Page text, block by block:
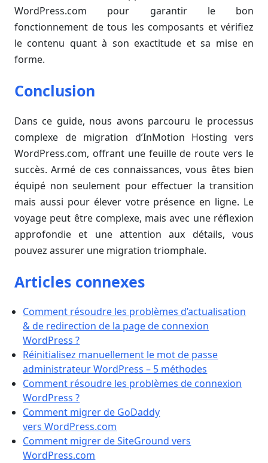
WordPress.com pour garantir le bon
fonctionnement de tous les composants et vérifiez
le contenu quant à son exactitude et sa mise en
forme.
Conclusion
Dans ce guide, nous avons parcouru le processus
complexe de migration d’InMotion Hosting vers
WordPress.com, offrant une feuille de route vers le
succès. Armé de ces connaissances, vous êtes bien
équipé non seulement pour effectuer la transition
mais aussi pour élever votre présence en ligne. Le
voyage peut être complexe, mais avec une réflexion
approfondie et une attention aux détails, vous
pouvez assurer une migration triomphale.
Articles connexes
Comment résoudre les problèmes d’actualisation
& de redirection de la page de connexion
WordPress ?
Réinitialisez manuellement le mot de passe
administrateur WordPress – 5 méthodes
Comment résoudre les problèmes de connexion
WordPress ?
Comment migrer de GoDaddy
vers WordPress.com
Comment migrer de SiteGround vers
WordPress.com